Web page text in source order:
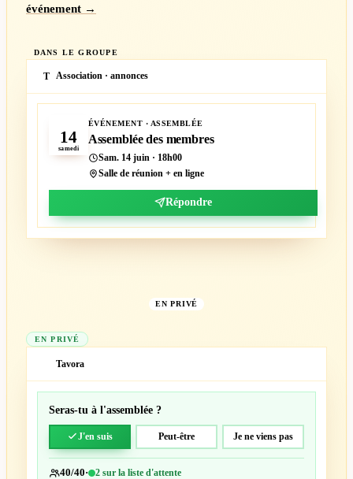
événement →
DANS LE GROUPE
T Association · annonces
14
samedi
ÉVÉNEMENT · ASSEMBLÉE
Assemblée des membres
Sam. 14 juin · 18h00
Salle de réunion + en ligne
Répondre
EN PRIVÉ
EN PRIVÉ
Tavora
Seras-tu à l'assemblée ?
J'en suis Peut-être Je ne viens pas
40/40· 2 sur la liste d'attente